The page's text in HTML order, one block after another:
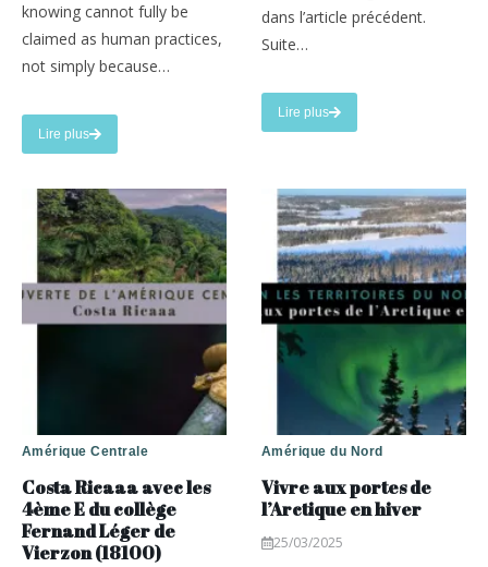
knowing cannot fully be
claimed as human practices,
not simply because…
Lire plus
about Pourquoi le Voyage ? Ou du moins, pourquoi, moi, je voyage ?
dans l’article précédent.
Suite…
Lire plus
about Et la Taïga aux autres
Amérique Centrale
Costa Ricaaa avec les
4ème E du collège
Fernand Léger de
Vierzon (18100)
Amérique du Nord
Vivre aux portes de
l’Arctique en hiver
25/03/2025